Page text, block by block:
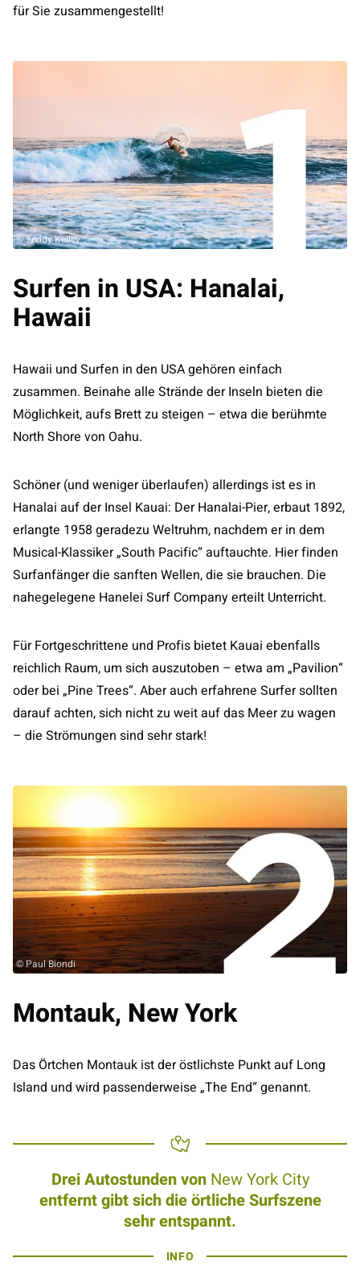
für Sie zusammengestellt!
© Teddy Kelley
Surfen in USA: Hanalai,
Hawaii
Hawaii und Surfen in den USA gehören einfach
zusammen. Beinahe alle Strände der Inseln bieten die
Möglichkeit, aufs Brett zu steigen – etwa die berühmte
North Shore von Oahu.
Schöner (und weniger überlaufen) allerdings ist es in
Hanalai auf der Insel Kauai: Der Hanalai-Pier, erbaut 1892,
erlangte 1958 geradezu Weltruhm, nachdem er in dem
Musical-Klassiker „South Pacific“ auftauchte. Hier finden
Surfanfänger die sanften Wellen, die sie brauchen. Die
nahegelegene Hanelei Surf Company erteilt Unterricht.
Für Fortgeschrittene und Profis bietet Kauai ebenfalls
reichlich Raum, um sich auszutoben – etwa am „Pavilion“
oder bei „Pine Trees“. Aber auch erfahrene Surfer sollten
darauf achten, sich nicht zu weit auf das Meer zu wagen
– die Strömungen sind sehr stark!
© Paul Biondi
Montauk, New York
Das Örtchen Montauk ist der östlichste Punkt auf Long
Island und wird passenderweise „The End“ genannt.
Drei Autostunden von New York City
entfernt gibt sich die örtliche Surfszene
sehr entspannt.
INFO